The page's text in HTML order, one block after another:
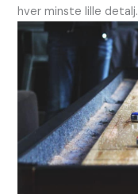
hver minste lille detalj.